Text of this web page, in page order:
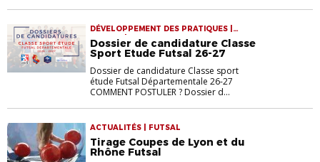
DÉVELOPPEMENT DES PRATIQUES |
FUTSAL | FUTSAL JEUNES
Dossier de candidature Classe
Sport Etude Futsal 26-27
Dossier de candidature Classe sport
étude Futsal Départementale 26-27
COMMENT POSTULER ? Dossier d...
ACTUALITÉS | FUTSAL
Tirage Coupes de Lyon et du
Rhône Futsal